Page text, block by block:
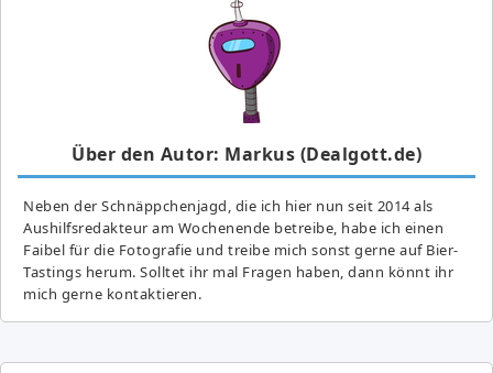
Über den Autor: Markus (Dealgott.de)
Neben der Schnäppchenjagd, die ich hier nun seit 2014 als
Aushilfsredakteur am Wochenende betreibe, habe ich einen
Faibel für die Fotografie und treibe mich sonst gerne auf Bier-
Tastings herum. Solltet ihr mal Fragen haben, dann könnt ihr
mich gerne kontaktieren.